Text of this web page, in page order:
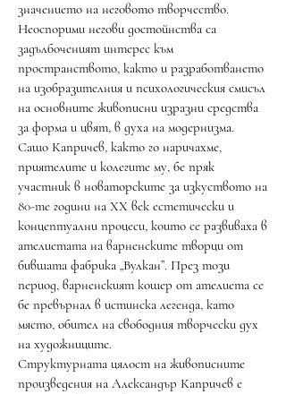
значението на неговото творчество.
Неоспорими негови достойнства са
задълбоченият интерес към
пространството, както и разработването
на изобразителния и психологическия смисъл
на основните живописни изразни средства
за форма и цвят, в духа на модернизма.
Сашо Капричев, както го наричахме,
приятелите и колегите му, бе пряк
участник в новаторските за изкуството на
80-те години на ХХ век естетически и
концептуални процеси, които се развиваха в
ателиетата на варненските творци от
бившата фабрика „Вулкан”. През този
период, варненският кошер от ателиета се
бе превърнал в истинска легенда, като
място, обител на свободния творчески дух
на художниците.
Структурната цялост на живописните
произведения на Александър Капричев е